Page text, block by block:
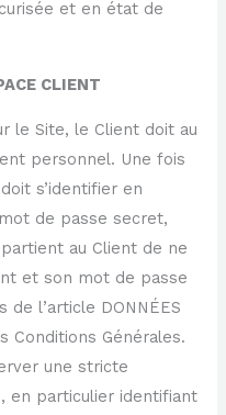
et en état de
CLIENT
le Site, le Client doit au
personnel. Une fois
s’identifier en
de passe secret,
au Client de ne
et son mot de passe
l’article DONNÉES
Conditions Générales.
une stricte
en particulier identifiant